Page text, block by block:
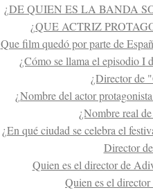
¿DE QUIEN ES LA BANDA
¿QUE ACTRIZ
Que film quedó por parte de
¿Cómo se llama el episodio I
¿Director de
¿Nombre del actor
¿Nombre real
¿En qué ciudad se celebra el
Director
Quien es el director de
Quien es el